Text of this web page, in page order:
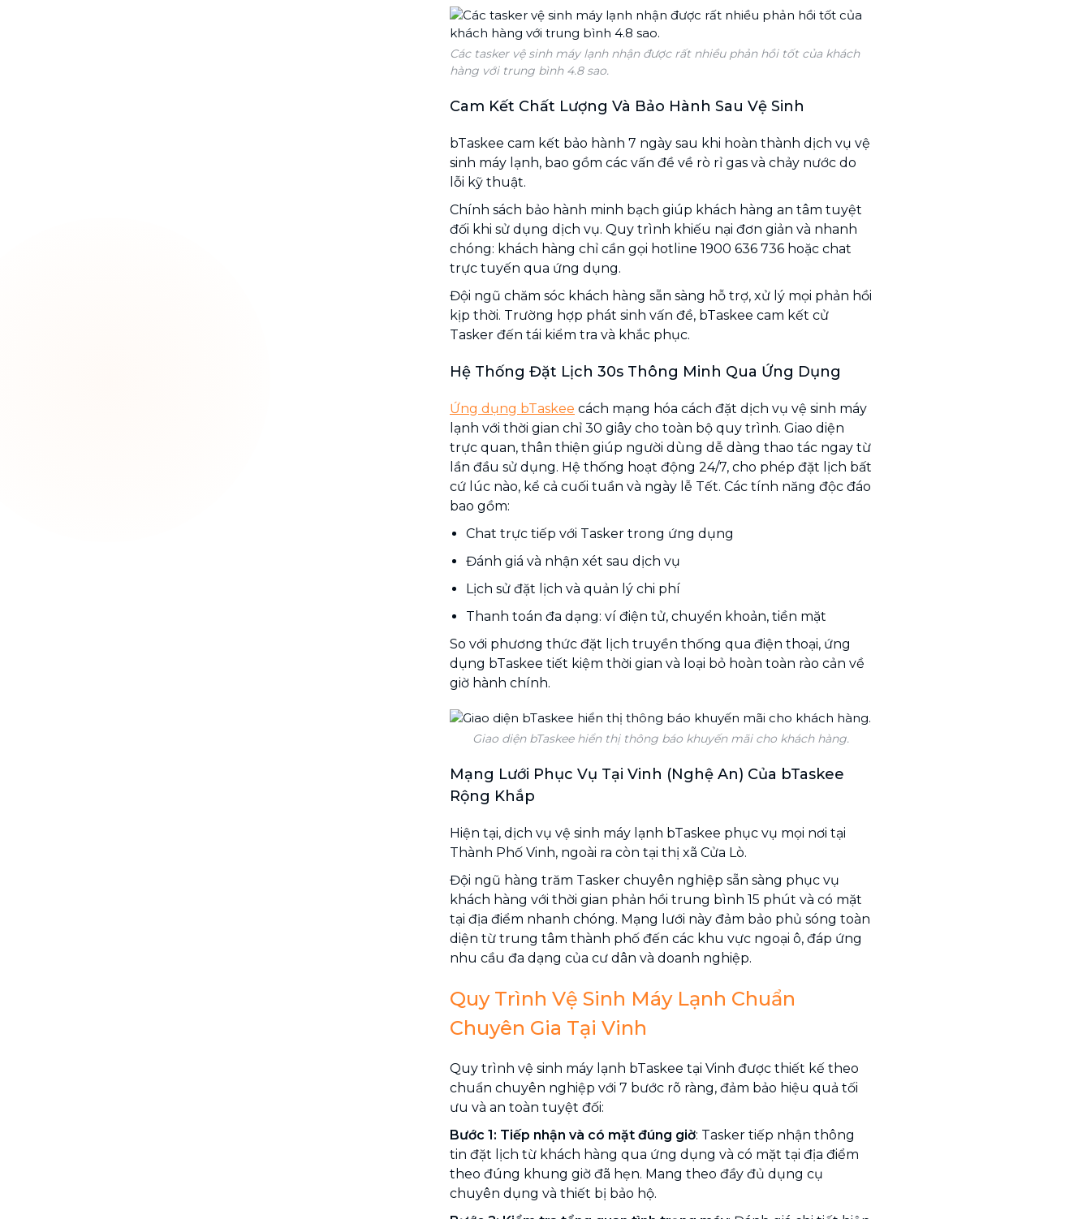
Các tasker vệ sinh máy lạnh nhận được rất nhiều phản hồi tốt của khách
hàng với trung bình 4.8 sao.
Cam Kết Chất Lượng Và Bảo Hành Sau Vệ Sinh
bTaskee cam kết bảo hành 7 ngày sau khi hoàn thành dịch vụ vệ
sinh máy lạnh, bao gồm các vấn đề về rò rỉ gas và chảy nước do
lỗi kỹ thuật.
Chính sách bảo hành minh bạch giúp khách hàng an tâm tuyệt
đối khi sử dụng dịch vụ. Quy trình khiếu nại đơn giản và nhanh
chóng: khách hàng chỉ cần gọi hotline 1900 636 736 hoặc chat
trực tuyến qua ứng dụng.
Đội ngũ chăm sóc khách hàng sẵn sàng hỗ trợ, xử lý mọi phản hồi
kịp thời. Trường hợp phát sinh vấn đề, bTaskee cam kết cử
Tasker đến tái kiểm tra và khắc phục.
Hệ Thống Đặt Lịch 30s Thông Minh Qua Ứng Dụng
Ứng dụng bTaskee cách mạng hóa cách đặt dịch vụ vệ sinh máy
lạnh với thời gian chỉ 30 giây cho toàn bộ quy trình. Giao diện
trực quan, thân thiện giúp người dùng dễ dàng thao tác ngay từ
lần đầu sử dụng. Hệ thống hoạt động 24/7, cho phép đặt lịch bất
cứ lúc nào, kể cả cuối tuần và ngày lễ Tết. Các tính năng độc đáo
bao gồm:
Chat trực tiếp với Tasker trong ứng dụng
Đánh giá và nhận xét sau dịch vụ
Lịch sử đặt lịch và quản lý chi phí
Thanh toán đa dạng: ví điện tử, chuyển khoản, tiền mặt
So với phương thức đặt lịch truyền thống qua điện thoại, ứng
dụng bTaskee tiết kiệm thời gian và loại bỏ hoàn toàn rào cản về
giờ hành chính.
Giao diện bTaskee hiển thị thông báo khuyến mãi cho khách hàng.
Mạng Lưới Phục Vụ Tại Vinh (Nghệ An) Của bTaskee
Rộng Khắp
Hiện tại, dịch vụ vệ sinh máy lạnh bTaskee phục vụ mọi nơi tại
Thành Phố Vinh, ngoài ra còn tại thị xã Cửa Lò.
Đội ngũ hàng trăm Tasker chuyên nghiệp sẵn sàng phục vụ
khách hàng với thời gian phản hồi trung bình 15 phút và có mặt
tại địa điểm nhanh chóng. Mạng lưới này đảm bảo phủ sóng toàn
diện từ trung tâm thành phố đến các khu vực ngoại ô, đáp ứng
nhu cầu đa dạng của cư dân và doanh nghiệp.
Quy Trình Vệ Sinh Máy Lạnh Chuẩn
Chuyên Gia Tại Vinh
Quy trình vệ sinh máy lạnh bTaskee tại Vinh được thiết kế theo
chuẩn chuyên nghiệp với 7 bước rõ ràng, đảm bảo hiệu quả tối
ưu và an toàn tuyệt đối:
Bước 1: Tiếp nhận và có mặt đúng giờ: Tasker tiếp nhận thông
tin đặt lịch từ khách hàng qua ứng dụng và có mặt tại địa điểm
theo đúng khung giờ đã hẹn. Mang theo đầy đủ dụng cụ
chuyên dụng và thiết bị bảo hộ.